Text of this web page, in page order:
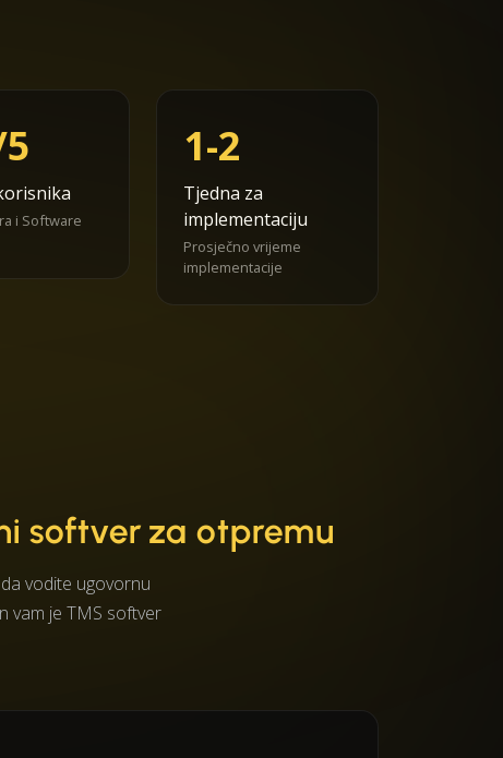
i Software
1-2
Tjedna za
implementaciju
Prosječno vrijeme
implementacije
softver za otpremu
vodite ugovornu
vam je TMS softver